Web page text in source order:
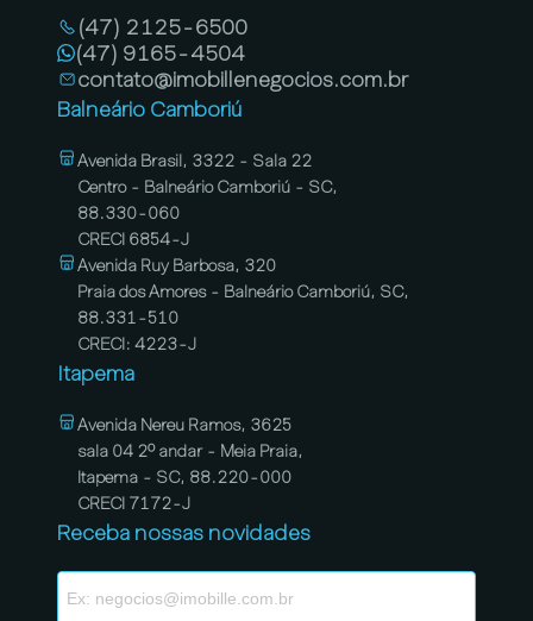
(47) 2125-6500
(47) 9165-4504
contato@imobillenegocios.com.br
Balneário Camboriú
Avenida Brasil, 3322 - Sala 22
Centro - Balneário Camboriú - SC,
88.330-060
CRECI 6854-J
Avenida Ruy Barbosa, 320
Praia dos Amores - Balneário Camboriú, SC,
88.331-510
CRECI: 4223-J
Itapema
Avenida Nereu Ramos, 3625
sala 04 2º andar - Meia Praia,
Itapema - SC, 88.220-000
CRECI 7172-J
Receba nossas novidades